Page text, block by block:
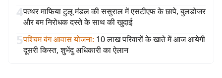
4पत्थर माफिया टुलू मंडल की ससुराल में एसटीएफ के छापे, बुलडोजर
और बम निरोधक दस्ते के साथ की खुदाई
5पश्चिम बंग आवास योजना: 10 लाख परिवारों के खाते में आज आयेगी
दूसरी किस्त, शुभेंदु अधिकारी का ऐलान